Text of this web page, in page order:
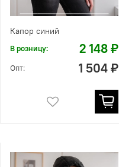
Капор синий
В розницу: 2 148 ₽
Опт: 1 504 ₽